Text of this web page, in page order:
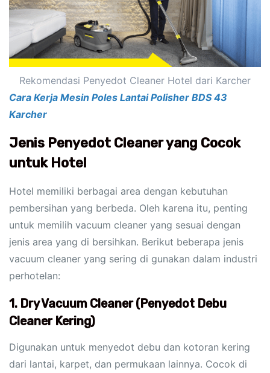
Rekomendasi Penyedot Cleaner Hotel dari Karcher
Cara Kerja Mesin Poles Lantai Polisher BDS 43
Karcher
Jenis Penyedot Cleaner yang Cocok
untuk Hotel
Hotel memiliki berbagai area dengan kebutuhan
pembersihan yang berbeda. Oleh karena itu, penting
untuk memilih vacuum cleaner yang sesuai dengan
jenis area yang di bersihkan. Berikut beberapa jenis
vacuum cleaner yang sering di gunakan dalam industri
perhotelan:
1. Dry Vacuum Cleaner (Penyedot Debu
Cleaner Kering)
Digunakan untuk menyedot debu dan kotoran kering
dari lantai, karpet, dan permukaan lainnya. Cocok di